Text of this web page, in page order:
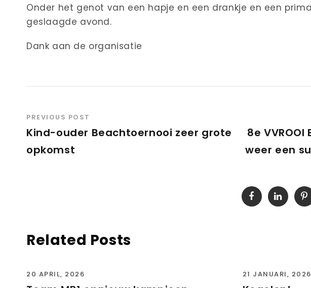
Onder het genot van een hapje en een drankje en een
geslaagde avond.
Dank aan de organisatie
PREVIOUS POST
Kind-ouder Beachtoernooi zeer grote
opkomst
8e
weer een
Related Posts
20 APRIL, 2026 21 JANUARI, 2026